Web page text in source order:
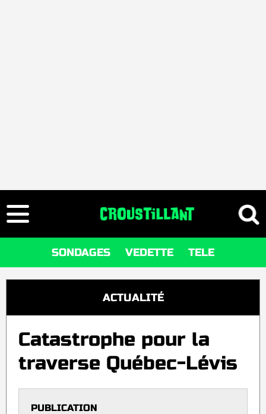
SONDAGES VEDETTE TELE
ACTUALITÉ
Catastrophe pour la
traverse Québec-Lévis
PUBLICATION